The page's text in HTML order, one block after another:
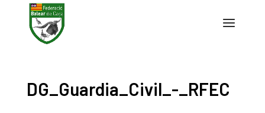
DG_Guardia_Civil_-_RFEC